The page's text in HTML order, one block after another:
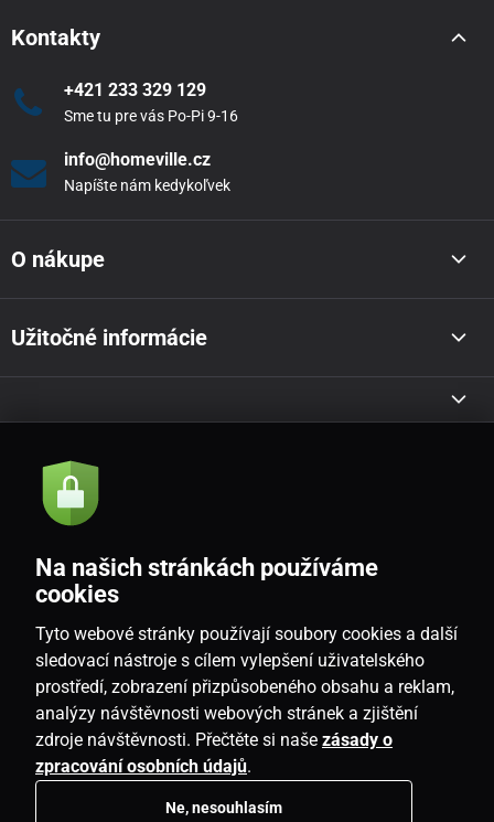
Kontakty
+421 233 329 129
Sme tu pre vás Po-Pi 9-16
info@homeville.cz
Napíšte nám kedykoľvek
O nákupe
Užitočné informácie
Akcie a novinky e-mailom
Souhlasím sezásadami zpracování osobních údajů
SK
Na našich stránkách používáme
cookies
Tyto webové stránky používají soubory cookies a další
sledovací nástroje s cílem vylepšení uživatelského
prostředí, zobrazení přizpůsobeného obsahu a reklam,
analýzy návštěvnosti webových stránek a zjištění
zdroje návštěvnosti. Přečtěte si naše zásady o
zpracování osobních údajů.
Ne, nesouhlasím